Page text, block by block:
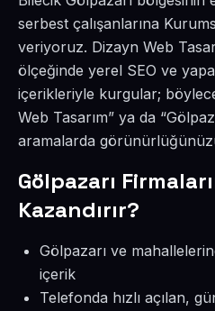
serbest çalışanlarına
veriyoruz. Dizayn Web
ölçeğinde yerel SEO ve
içerikleriyle kurgular;
Web Tasarım” ya da
aramalarda
Gölpazarı
Kazandırır?
Gölpazarı ve
içerik
Telefonda hızlı açılan,